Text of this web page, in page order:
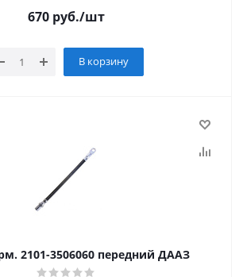
670руб./шт
В корзину
2101-3506060 передний ДААЗ